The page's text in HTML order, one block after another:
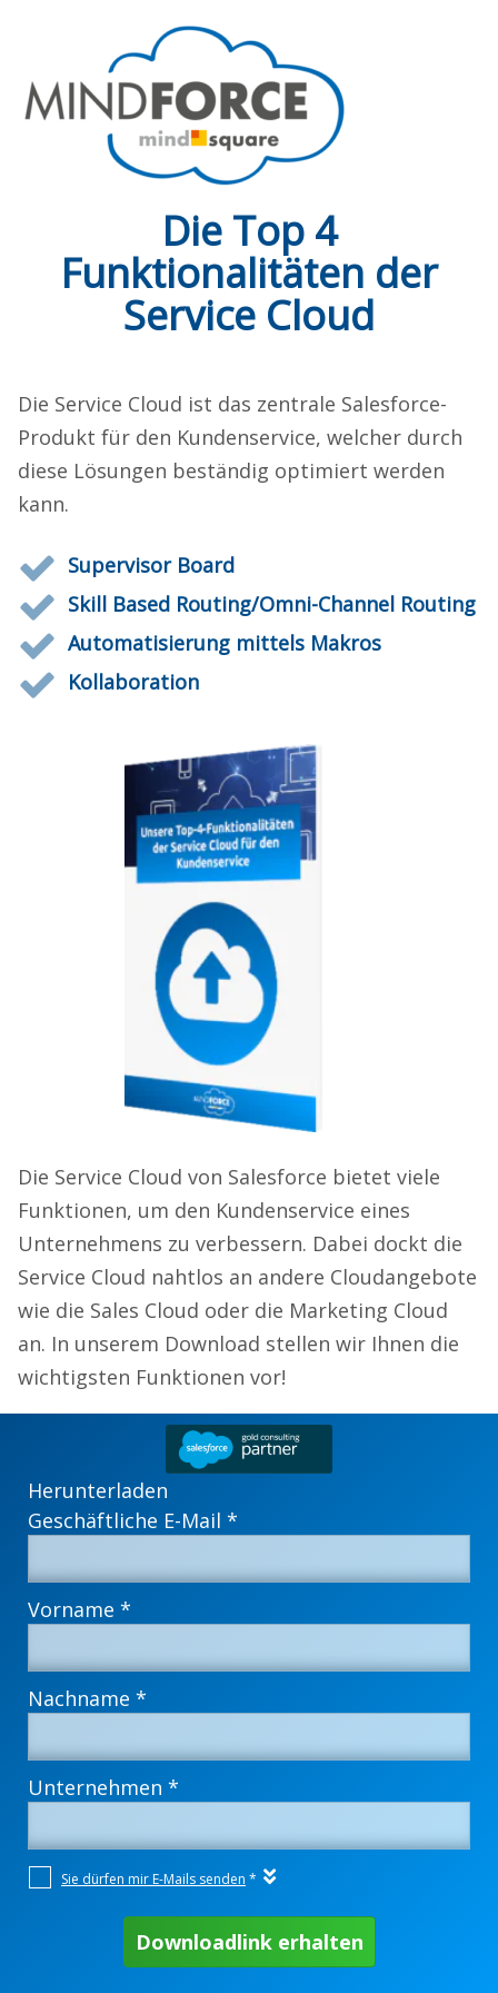
Die Top 4
Funktionalitäten der
Service Cloud
Die Service Cloud ist das zentrale Salesforce-
Produkt für den Kundenservice, welcher durch
diese Lösungen beständig optimiert werden
kann.
Supervisor Board
Skill Based Routing/Omni-Channel Routing
Automatisierung mittels Makros
Kollaboration
Die Service Cloud von Salesforce bietet viele
Funktionen, um den Kundenservice eines
Unternehmens zu verbessern. Dabei dockt die
Service Cloud nahtlos an andere Cloudangebote
wie die Sales Cloud oder die Marketing Cloud
an. In unserem Download stellen wir Ihnen die
wichtigsten Funktionen vor!
Herunterladen